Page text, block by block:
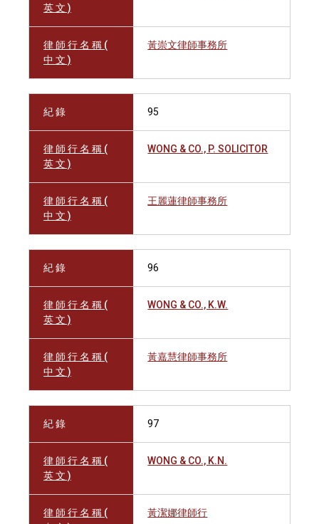
英 文 )
律 師 行 名 稱 (
中 文 )
黃崇文律師事務所
紀 錄 95
律 師 行 名 稱 (
英 文 )
WONG & CO., P. SOLICITOR
律 師 行 名 稱 (
中 文 )
王麗蓮律師事務所
紀 錄 96
律 師 行 名 稱 (
英 文 )
WONG & CO., K.W.
律 師 行 名 稱 (
中 文 )
黃嘉慧律師事務所
紀 錄 97
律 師 行 名 稱 (
英 文 )
WONG & CO., K.N.
律 師 行 名 稱 (
黃潔娜律師行